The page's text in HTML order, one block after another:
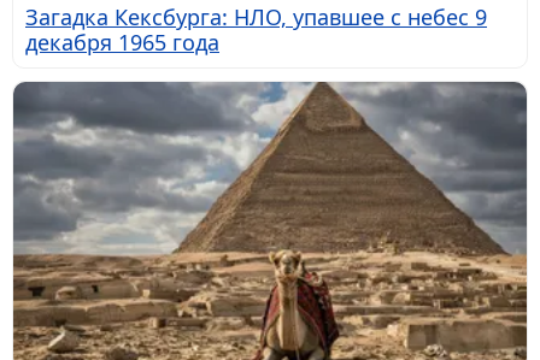
Загадка Кексбурга: НЛО, упавшее с небес 9
декабря 1965 года